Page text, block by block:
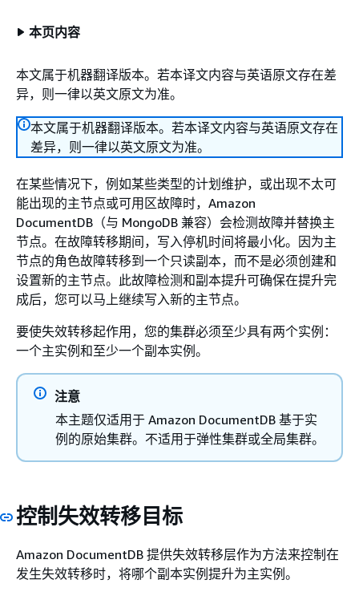
本页内容
本文属于机器翻译版本。若本译文内容与英语原文存在差
异，则一律以英文原文为准。
本文属于机器翻译版本。若本译文内容与英语原文存在
差异，则一律以英文原文为准。
在某些情况下，例如某些类型的计划维护，或出现不太可
能出现的主节点或可用区故障时，Amazon
DocumentDB（与 MongoDB 兼容）会检测故障并替换主
节点。在故障转移期间，写入停机时间将最小化。因为主
节点的角色故障转移到一个只读副本，而不是必须创建和
设置新的主节点。此故障检测和副本提升可确保在提升完
成后，您可以马上继续写入新的主节点。
要使失效转移起作用，您的集群必须至少具有两个实例：
一个主实例和至少一个副本实例。
注意
本主题仅适用于 Amazon DocumentDB 基于实
例的原始集群。不适用于弹性集群或全局集群。
控制失效转移目标
Amazon DocumentDB 提供失效转移层作为方法来控制在
发生失效转移时，将哪个副本实例提升为主实例。